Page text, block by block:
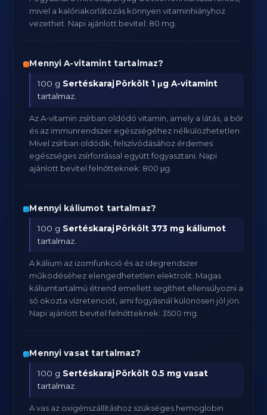
mivel a kalóriakorlátozás könnyen vitaminhiányhoz
vezethet. Napi ajánlott bevitel: 80 mg.
Mennyi A-vitamint tartalmaz?
100 g Sertéskaraj Pörkölt 1 μg A-vitamint
tartalmaz.
Az A-vitamin zsírban oldódó vitamin, amely a látás, a bőr
és az immunrendszer egészségéhez nélkülözhetetlen.
Mivel zsírban oldódik, felszívódásához érdemes
egészséges zsírforrással együtt fogyasztani. Napi
ajánlott bevitel felnőtteknek: 800 μg.
Mennyi káliumot tartalmaz?
100 g Sertéskaraj Pörkölt 373 mg káliumot
tartalmaz.
A kálium az izomfunkció és az idegrendszer
működéséhez elengedhetetlen elektrolit. Magas
káliumtartalmú étrend emellett segíthet ellensúlyozni a
só okozta vízretenciót, ami fogyásnál különösen jól jön.
Napi ajánlott bevitel felnőtteknek: 3500 mg.
Mennyi vasat tartalmaz?
100 g Sertéskaraj Pörkölt 0.5 mg vasat
tartalmaz.
A vas az oxigénszállításhoz szükséges hemoglobin